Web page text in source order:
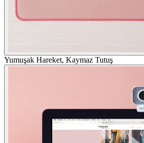
Yumuşak Hareket, Kaymaz Tutuş